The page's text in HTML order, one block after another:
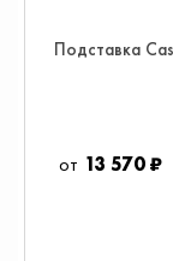
Подставка
13 570 ₽